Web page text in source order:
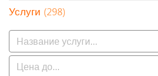
Услуги (298)